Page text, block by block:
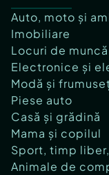
Auto, moto și
Imobiliare
Locuri de muncă
Electronice și
Modă și
Piese auto
Casă și grădină
Mama și copilul
Sport, timp
Animale de